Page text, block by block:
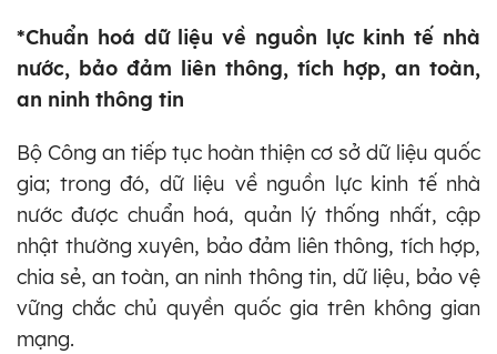
*Chuẩn hoá dữ liệu về nguồn lực kinh tế nhà
nước, bảo đảm liên thông, tích hợp, an toàn,
an ninh thông tin
Bộ Công an tiếp tục hoàn thiện cơ sở dữ liệu quốc
gia; trong đó, dữ liệu về nguồn lực kinh tế nhà
nước được chuẩn hoá, quản lý thống nhất, cập
nhật thường xuyên, bảo đảm liên thông, tích hợp,
chia sẻ, an toàn, an ninh thông tin, dữ liệu, bảo vệ
vững chắc chủ quyền quốc gia trên không gian
mạng.